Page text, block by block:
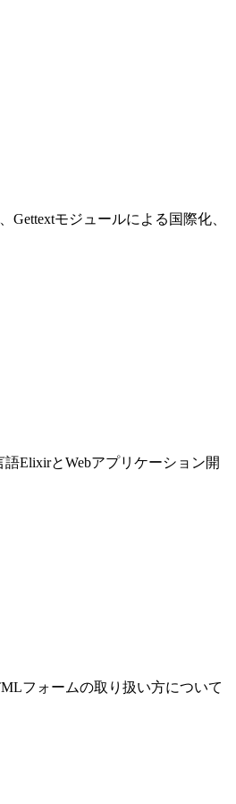
モジュールによる国際化、
ElixirとWebアプリケーション開
フォームの取り扱い方について